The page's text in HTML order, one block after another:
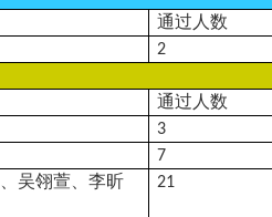
通过人数
2
通过人数
3
7
吴翎萱、李昕
21